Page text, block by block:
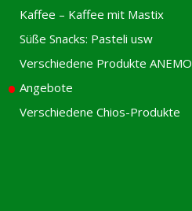
Kaffee – Kaffee mit Mastix
Süße Snacks: Pasteli usw
Verschiedene Produkte ANEMO
Angebote
Verschiedene Chios-Produkte